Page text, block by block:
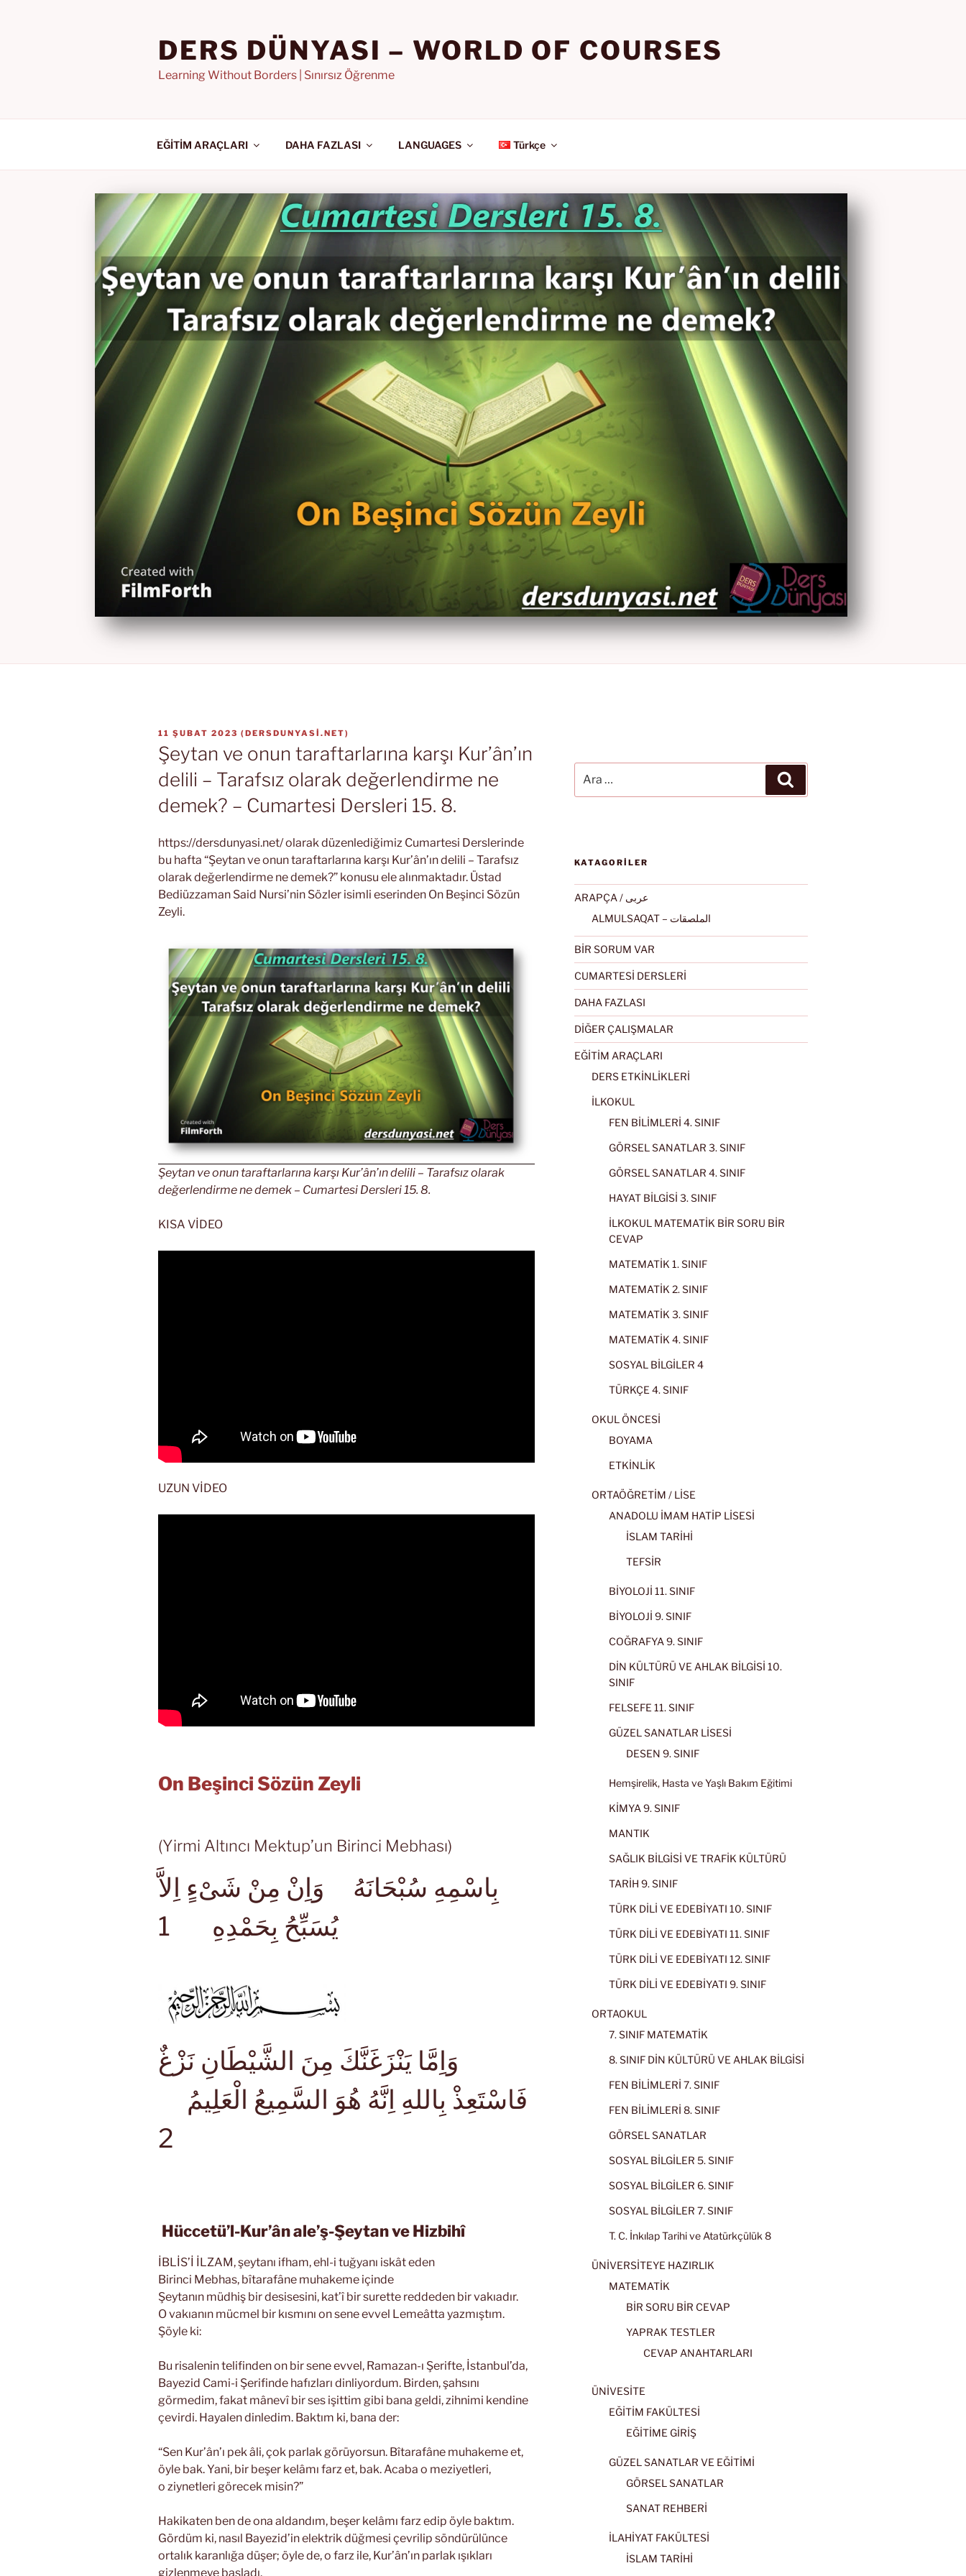
DERS DÜNYASI – WORLD OF COURSES
Learning Without Borders | Sınırsız Öğrenme
EĞİTİM ARAÇLARI DAHA FAZLASI LANGUAGES Türkçe
YAYIM
TARIHI
11 ŞUBAT 2023 (DERSDUNYASI.NET)
Şeytan ve onun taraftarlarına karşı Kur’ân’ın
delili – Tarafsız olarak değerlendirme ne
demek? – Cumartesi Dersleri 15. 8.
https://dersdunyasi.net/ olarak düzenlediğimiz Cumartesi Derslerinde
bu hafta “Şeytan ve onun taraftarlarına karşı Kur’ân’ın delili – Tarafsız
olarak değerlendirme ne demek?” konusu ele alınmaktadır. Üstad
Bediüzzaman Said Nursi’nin Sözler isimli eserinden On Beşinci Sözün
Zeyli.
Şeytan ve onun taraftarlarına karşı Kur’ân’ın delili – Tarafsız olarak
değerlendirme ne demek – Cumartesi Dersleri 15. 8.
KISA VİDEO
UZUN VİDEO
On Beşinci Sözün Zeyli
(Yirmi Altıncı Mektup’un Birinci Mebhası)
بِاسْمِهِ سُبْحَانَهُ وَاِنْ مِنْ شَىْءٍ اِلاَّ
يُسَبِّحُ بِحَمْدِهِ
1
وَاِمَّا يَنْزَغَنَّكَ مِنَ الشَّيْطَانِ نَزْغٌ
فَاسْتَعِذْ بِاللهِ اِنَّهُ هُوَ السَّمِيعُ الْعَلِيمُ
2
Hüccetü’l-Kur’ân ale’ş-Şeytan ve Hizbihî
İBLİS’İ İLZAM, şeytanı ifham, ehl-i tuğyanı iskât eden
Birinci Mebhas, bîtarafâne muhakeme içinde
Şeytanın müdhiş bir desisesini, kat’î bir surette reddeden bir vakıadır.
O vakıanın mücmel bir kısmını on sene evvel Lemeâtta yazmıştım.
Şöyle ki:
Bu risalenin telifinden on bir sene evvel, Ramazan-ı Şerifte, İstanbul’da,
Bayezid Cami-i Şerifinde hafızları dinliyordum. Birden, şahsını
görmedim, fakat mânevî bir ses işittim gibi bana geldi, zihnimi kendine
çevirdi. Hayalen dinledim. Baktım ki, bana der:
“Sen Kur’ân’ı pek âli, çok parlak görüyorsun. Bîtarafâne muhakeme et,
öyle bak. Yani, bir beşer kelâmı farz et, bak. Acaba o meziyetleri,
o ziynetleri görecek misin?”
Hakikaten ben de ona aldandım, beşer kelâmı farz edip öyle baktım.
Gördüm ki, nasıl Bayezid’in elektrik düğmesi çevrilip söndürülünce
ortalık karanlığa düşer; öyle de, o farz ile, Kur’ân’ın parlak ışıkları
gizlenmeye başladı.
KATAGORİLER
ARAPÇA / عربى
ALMULSAQAT – الملصقات
BİR SORUM VAR
CUMARTESİ DERSLERİ
DAHA FAZLASI
DİĞER ÇALIŞMALAR
EĞİTİM ARAÇLARI
DERS ETKİNLİKLERİ
İLKOKUL
FEN BİLİMLERİ 4. SINIF
GÖRSEL SANATLAR 3. SINIF
GÖRSEL SANATLAR 4. SINIF
HAYAT BİLGİSİ 3. SINIF
İLKOKUL MATEMATİK BİR SORU BİR
CEVAP
MATEMATİK 1. SINIF
MATEMATİK 2. SINIF
MATEMATİK 3. SINIF
MATEMATİK 4. SINIF
SOSYAL BİLGİLER 4
TÜRKÇE 4. SINIF
OKUL ÖNCESİ
BOYAMA
ETKİNLİK
ORTAÖĞRETİM / LİSE
ANADOLU İMAM HATİP LİSESİ
İSLAM TARİHİ
TEFSİR
BİYOLOJİ 11. SINIF
BİYOLOJİ 9. SINIF
COĞRAFYA 9. SINIF
DİN KÜLTÜRÜ VE AHLAK BİLGİSİ 10.
SINIF
FELSEFE 11. SINIF
GÜZEL SANATLAR LİSESİ
DESEN 9. SINIF
Hemşirelik, Hasta ve Yaşlı Bakım Eğitimi
KİMYA 9. SINIF
MANTIK
SAĞLIK BİLGİSİ VE TRAFİK KÜLTÜRÜ
TARİH 9. SINIF
TÜRK DİLİ VE EDEBİYATI 10. SINIF
TÜRK DİLİ VE EDEBİYATI 11. SINIF
TÜRK DİLİ VE EDEBİYATI 12. SINIF
TÜRK DİLİ VE EDEBİYATI 9. SINIF
ORTAOKUL
7. SINIF MATEMATİK
8. SINIF DİN KÜLTÜRÜ VE AHLAK BİLGİSİ
FEN BİLİMLERİ 7. SINIF
FEN BİLİMLERİ 8. SINIF
GÖRSEL SANATLAR
SOSYAL BİLGİLER 5. SINIF
SOSYAL BİLGİLER 6. SINIF
SOSYAL BİLGİLER 7. SINIF
T. C. İnkılap Tarihi ve Atatürkçülük 8
ÜNİVERSİTEYE HAZIRLIK
MATEMATİK
BİR SORU BİR CEVAP
YAPRAK TESTLER
CEVAP ANAHTARLARI
ÜNİVESİTE
EĞİTİM FAKÜLTESİ
EĞİTİME GİRİŞ
GÜZEL SANATLAR VE EĞİTİMİ
GÖRSEL SANATLAR
SANAT REHBERİ
İLAHİYAT FAKÜLTESİ
İSLAM TARİHİ